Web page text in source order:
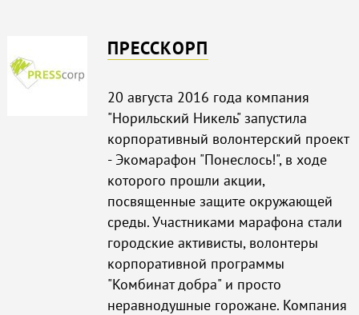
ПРЕССКОРП
20 августа 2016 года компания
"Норильский Никель" запустила
корпоративный волонтерский проект
- Экомарафон "Понеслось!", в ходе
которого прошли акции,
посвященные защите окружающей
среды. Участниками марафона стали
городские активисты, волонтеры
корпоративной программы
"Комбинат добра" и просто
неравнодушные горожане. Компания